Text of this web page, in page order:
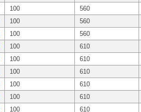
100 560
100 560
100 560
100 610
100 610
100 610
100 610
100 610
100 610